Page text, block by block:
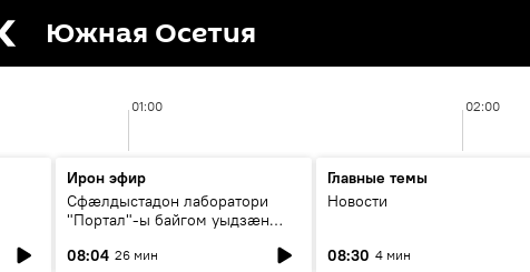
Южная Осетия
01:00 02:00
Ирон эфир
Сфæлдыстадон лаборатори
"Портал"-ы байгом уыдзæн
Æхсары куыстыты равдыст
08:04 26 мин
Главные темы
Новости
08:30 4 мин